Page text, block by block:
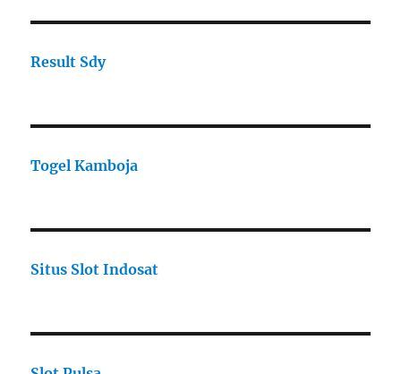
Result Sdy
Togel Kamboja
Situs Slot Indosat